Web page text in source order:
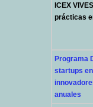
ICEX
prácticas
Programa
startups
anuales